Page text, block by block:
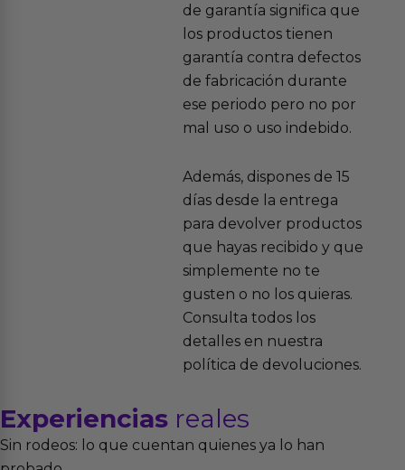
de garantía significa que
los productos tienen
garantía contra defectos
de fabricación durante
ese periodo pero no por
mal uso o uso indebido.
Además, dispones de 15
días desde la entrega
para devolver productos
que hayas recibido y que
simplemente no te
gusten o no los quieras.
Consulta todos los
detalles en nuestra
política de devoluciones.
Experiencias reales
Sin rodeos: lo que cuentan quienes ya lo han